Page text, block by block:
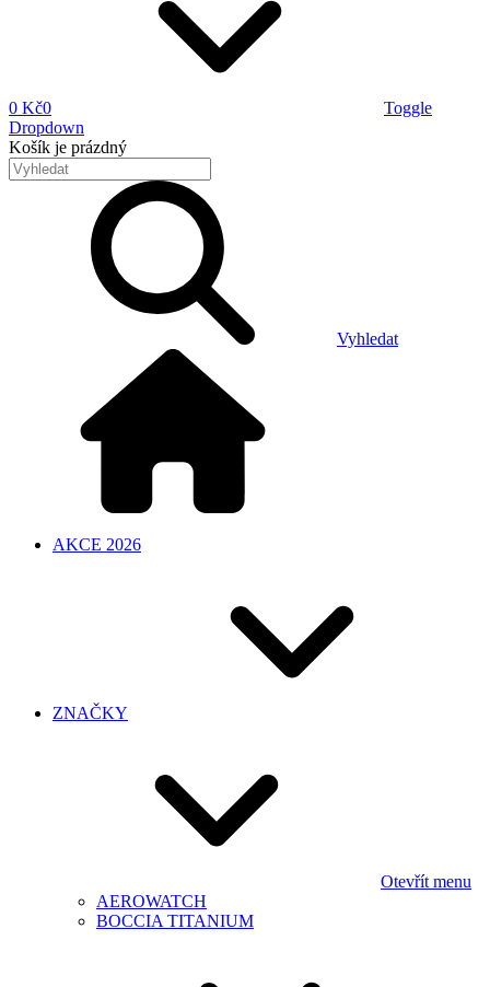
0 Kč0
Toggle
Dropdown
Košík je prázdný
Vyhledat
AKCE 2026
ZNAČKY
Otevřít menu
AEROWATCH
BOCCIA TITANIUM